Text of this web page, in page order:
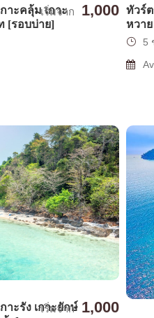
าะคลุ้ม เกาะ
[รอบบ่าย]
เริ่มจาก 1,000 ทัวร์ต
หวา
5
าะรัง เกาะยักษ์
เริ่มจาก 1,000